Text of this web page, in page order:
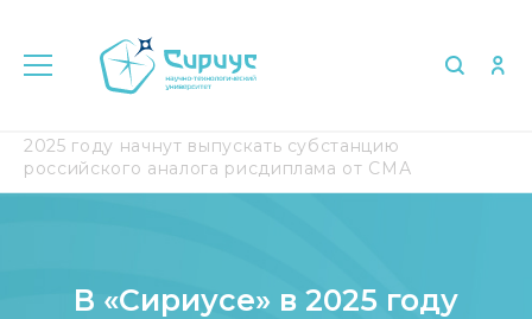
2025 году начнут выпускать субстанцию
российского аналога рисдиплама от СМА
В «Сириусе» в 2025 году